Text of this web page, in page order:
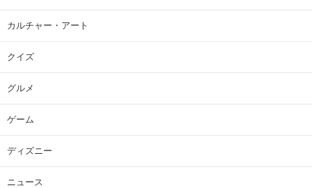
カルチャー・アート
クイズ
グルメ
ゲーム
ディズニー
ニュース